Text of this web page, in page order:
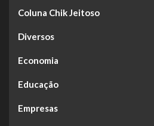
Coluna Chik Jeitoso
Diversos
Economia
Educação
Empresas